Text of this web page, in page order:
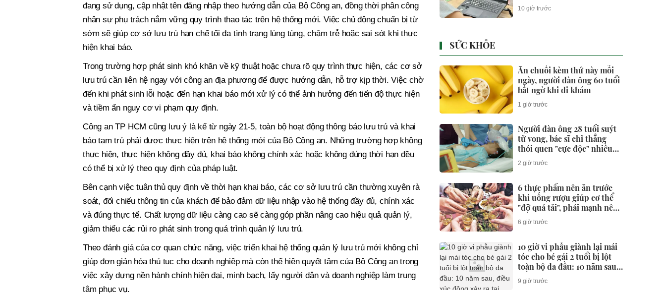
đang sử dụng, cập nhật tên đăng nhập theo hướng dẫn của Bộ Công an, đồng thời phân công
nhân sự phụ trách nắm vững quy trình thao tác trên hệ thống mới. Việc chủ động chuẩn bị từ
sớm sẽ giúp cơ sở lưu trú hạn chế tối đa tình trạng lúng túng, chậm trễ hoặc sai sót khi thực
hiện khai báo.
Trong trường hợp phát sinh khó khăn về kỹ thuật hoặc chưa rõ quy trình thực hiện, các cơ sở
lưu trú cần liên hệ ngay với công an địa phương để được hướng dẫn, hỗ trợ kịp thời. Việc chờ
đến khi phát sinh lỗi hoặc đến hạn khai báo mới xử lý có thể ảnh hưởng đến tiến độ thực hiện
và tiềm ẩn nguy cơ vi phạm quy định.
Công an TP HCM cũng lưu ý là kể từ ngày 21-5, toàn bộ hoạt động thông báo lưu trú và khai
báo tạm trú phải được thực hiện trên hệ thống mới của Bộ Công an. Những trường hợp không
thực hiện, thực hiện không đầy đủ, khai báo không chính xác hoặc không đúng thời hạn đều
có thể bị xử lý theo quy định của pháp luật.
Bên cạnh việc tuân thủ quy định về thời hạn khai báo, các cơ sở lưu trú cần thường xuyên rà
soát, đối chiếu thông tin của khách để bảo đảm dữ liệu nhập vào hệ thống đầy đủ, chính xác
và đúng thực tế. Chất lượng dữ liệu càng cao sẽ càng góp phần nâng cao hiệu quả quản lý,
giảm thiểu các rủi ro phát sinh trong quá trình quản lý lưu trú.
Theo đánh giá của cơ quan chức năng, việc triển khai hệ thống quản lý lưu trú mới không chỉ
giúp đơn giản hóa thủ tục cho doanh nghiệp mà còn thể hiện quyết tâm của Bộ Công an trong
việc xây dựng nền hành chính hiện đại, minh bạch, lấy người dân và doanh nghiệp làm trung
tâm phục vụ.
10 giờ trước
SỨC KHỎE
Ăn chuối kèm thứ này mỗi
ngày, người đàn ông 60 tuổi
bất ngờ khi đi khám
1 giờ trước
Người đàn ông 28 tuổi suýt
tử vong, bác sĩ chỉ thẳng
thói quen "cực độc" nhiều
người trẻ xem nhẹ
2 giờ trước
6 thực phẩm nên ăn trước
khi uống rượu giúp cơ thể
"đỡ quá tải", phái mạnh nên
biết
6 giờ trước
10 giờ vi phẫu giành lại mái
tóc cho bé gái 2 tuổi bị lột
toàn bộ da đầu: 10 năm sau,
điều xúc động xảy ra tại
Bệnh viện Việt Đức
9 giờ trước